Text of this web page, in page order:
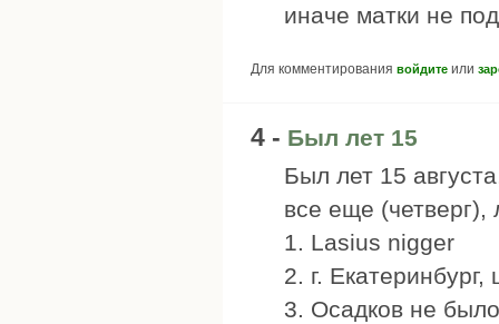
иначе матки не
Для комментирования войдите или
4 - Был лет 15
Был лет 15
все еще
1. Lasius nigger
2. г.
3. Осадков не